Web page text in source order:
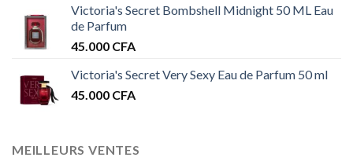
Victoria's Secret Bombshell Midnight 50 ML Eau
de Parfum
45.000 CFA
Victoria's Secret Very Sexy Eau de Parfum 50 ml
45.000 CFA
MEILLEURS VENTES